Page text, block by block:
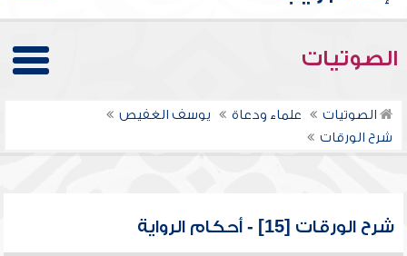
الصوتيات
الصوتيات علماء ودعاة
يوسف الغفيص
شرح الورقات
شرح الورقات [15] - أحكام الرواية